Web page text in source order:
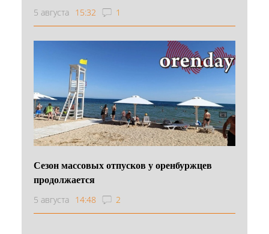
5 августа 15:32 1
Сезон массовых отпусков у оренбуржцев
продолжается
5 августа 14:48 2